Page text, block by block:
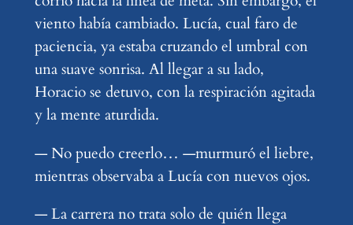
viento había cambiado. Lucía, cual faro de
paciencia, ya estaba cruzando el umbral con
una suave sonrisa. Al llegar a su lado,
Horacio se detuvo, con la respiración agitada
y la mente aturdida.
— No puedo creerlo… —murmuró el liebre,
mientras observaba a Lucía con nuevos ojos.
— La carrera no trata solo de quién llega